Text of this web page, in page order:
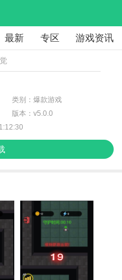
最新 专区 游戏资讯
类别：爆款游戏
版本：v5.0.0